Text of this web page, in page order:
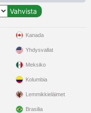
Kanada
Yhdysvallat
Meksiko
Kolumbia
Lemmikkieläimet
Brasilia